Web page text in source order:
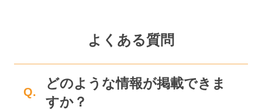
よくある質問
Q.
どのような情報が掲載できま
すか？